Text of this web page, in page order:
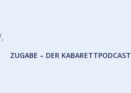
ZUGABE – DER KABARETTPODCAST